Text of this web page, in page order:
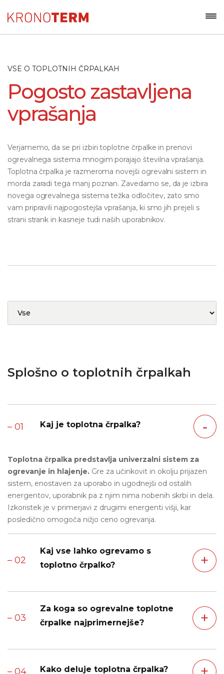
VSE O TOPLOTNIH ČRPALKAH
Pogosto zastavljena
vprašanja
Verjamemo, da se pri izbiri toplotne črpalke in prenovi
ogrevalnega sistema mnogim porajajo številna vprašanja.
Toplotna črpalka je razmeroma novejši ogrevalni sistem in
morda zaradi tega manj poznan. Zavedamo se, da je izbira
novega ogrevalnega sistema težka odločitev, zato smo
vam pripravili najpogostejša vprašanja, ki smo jih prejeli s
strani strank in kasneje tudi naših uporabnikov.
Splošno o toplotnih črpalkah
– 01 Kaj je toplotna črpalka? ‐
Toplotna črpalka predstavlja univerzalni sistem za
ogrevanje in hlajenje. Gre za učinkovit in okolju prijazen
sistem, enostaven za uporabo in ugodnejši od ostalih
energentov, uporabnik pa z njim nima nobenih skrbi in dela.
Izkoristek je v primerjavi z drugimi energenti višji, kar
posledično omogoča nižjo ceno ogrevanja.
– 02
Kaj vse lahko ogrevamo s
toplotno črpalko?
+
hladimo ter segrevamo sanitarno vodo. Ogrevalno-hladilni
sistemi so primerni za vsevrste objektov
– 03
Za koga so ogrevalne toplotne
črpalke najprimernejše?
+
pri novogradnjah, prenovah ali ob zamenjavi ogrevalnega
– 04 Kako deluje toplotna črpalka?